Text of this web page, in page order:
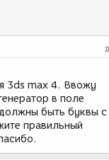
3ds max 4. Ввожу
в поле
быть буквы с
правильный